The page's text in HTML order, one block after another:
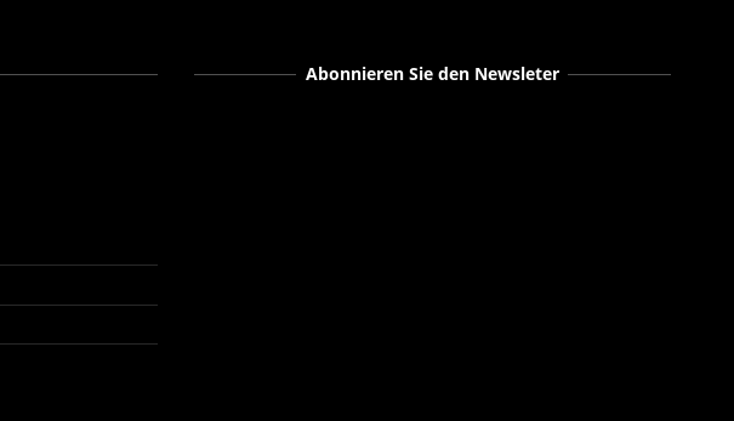
Abonnieren Sie den Newsleter